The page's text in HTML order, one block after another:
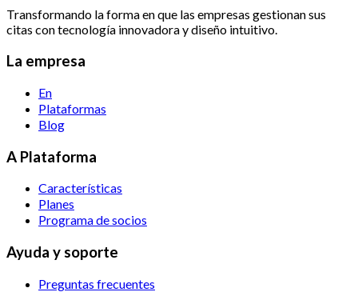
Transformando la forma en que las empresas gestionan sus
citas con tecnología innovadora y diseño intuitivo.
La empresa
En
Plataformas
Blog
A Plataforma
Características
Planes
Programa de socios
Ayuda y soporte
Preguntas frecuentes